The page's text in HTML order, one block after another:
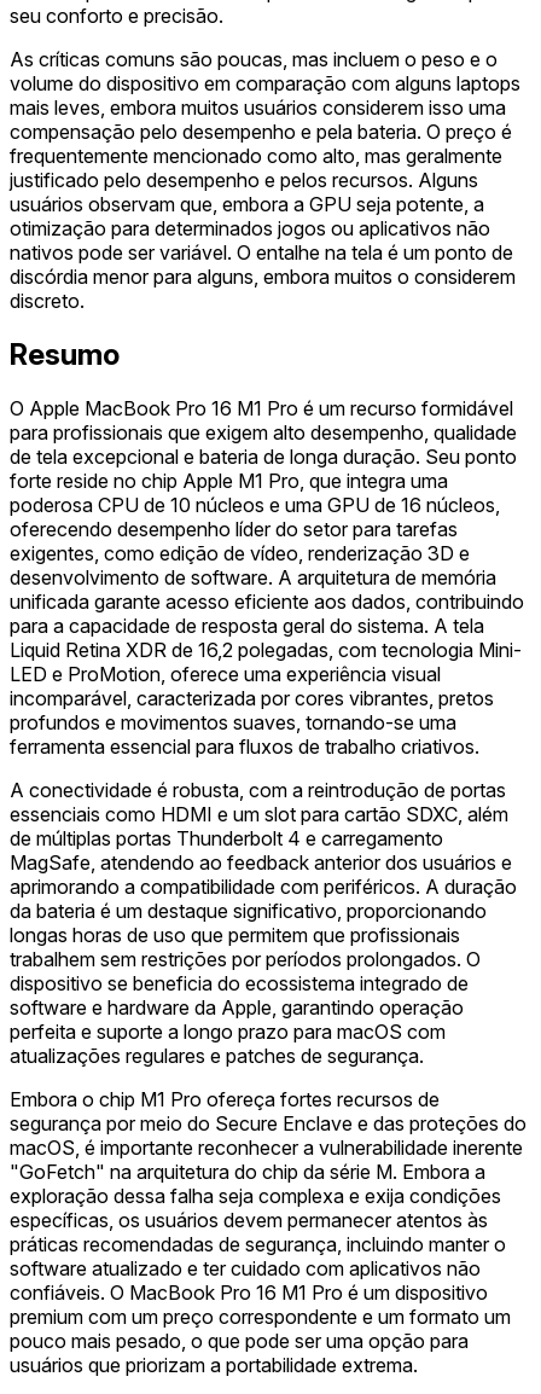
seu conforto e precisão.
As críticas comuns são poucas, mas incluem o peso e o
volume do dispositivo em comparação com alguns laptops
mais leves, embora muitos usuários considerem isso uma
compensação pelo desempenho e pela bateria. O preço é
frequentemente mencionado como alto, mas geralmente
justificado pelo desempenho e pelos recursos. Alguns
usuários observam que, embora a GPU seja potente, a
otimização para determinados jogos ou aplicativos não
nativos pode ser variável. O entalhe na tela é um ponto de
discórdia menor para alguns, embora muitos o considerem
discreto.
Resumo
O Apple MacBook Pro 16 M1 Pro é um recurso formidável
para profissionais que exigem alto desempenho, qualidade
de tela excepcional e bateria de longa duração. Seu ponto
forte reside no chip Apple M1 Pro, que integra uma
poderosa CPU de 10 núcleos e uma GPU de 16 núcleos,
oferecendo desempenho líder do setor para tarefas
exigentes, como edição de vídeo, renderização 3D e
desenvolvimento de software. A arquitetura de memória
unificada garante acesso eficiente aos dados, contribuindo
para a capacidade de resposta geral do sistema. A tela
Liquid Retina XDR de 16,2 polegadas, com tecnologia Mini-
LED e ProMotion, oferece uma experiência visual
incomparável, caracterizada por cores vibrantes, pretos
profundos e movimentos suaves, tornando-se uma
ferramenta essencial para fluxos de trabalho criativos.
A conectividade é robusta, com a reintrodução de portas
essenciais como HDMI e um slot para cartão SDXC, além
de múltiplas portas Thunderbolt 4 e carregamento
MagSafe, atendendo ao feedback anterior dos usuários e
aprimorando a compatibilidade com periféricos. A duração
da bateria é um destaque significativo, proporcionando
longas horas de uso que permitem que profissionais
trabalhem sem restrições por períodos prolongados. O
dispositivo se beneficia do ecossistema integrado de
software e hardware da Apple, garantindo operação
perfeita e suporte a longo prazo para macOS com
atualizações regulares e patches de segurança.
Embora o chip M1 Pro ofereça fortes recursos de
segurança por meio do Secure Enclave e das proteções do
macOS, é importante reconhecer a vulnerabilidade inerente
"GoFetch" na arquitetura do chip da série M. Embora a
exploração dessa falha seja complexa e exija condições
específicas, os usuários devem permanecer atentos às
práticas recomendadas de segurança, incluindo manter o
software atualizado e ter cuidado com aplicativos não
confiáveis. O MacBook Pro 16 M1 Pro é um dispositivo
premium com um preço correspondente e um formato um
pouco mais pesado, o que pode ser uma opção para
usuários que priorizam a portabilidade extrema.